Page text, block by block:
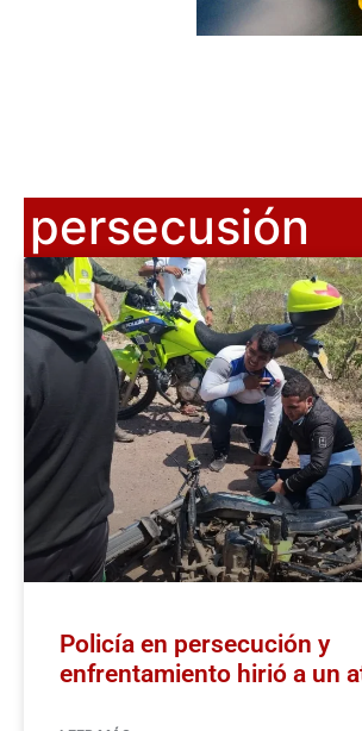
persecusión
Policía en persecución y
enfrentamiento hirió a un